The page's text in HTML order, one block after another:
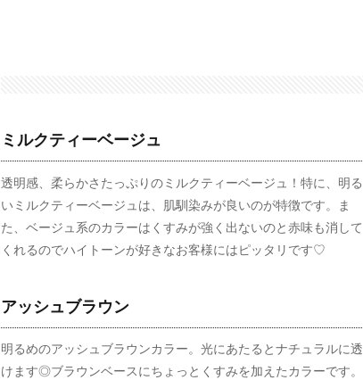
ミルクティーベージュ
透明感、柔らかさたっぷりのミルクティーベージュ！特に、明る
いミルクティーベージュは、肌馴染みが良いのが特徴です。ま
た、ベージュ系のカラーはくすみが強く出ないのと赤味も消して
くれるのでハイトーンが好きなお客様にはピッタリです♡
アッシュブラウン
明るめのアッシュブラウンカラー。光にあたるとナチュラルに透
けます◎ブラウンベースにちょっとくすみを加えたカラーです。